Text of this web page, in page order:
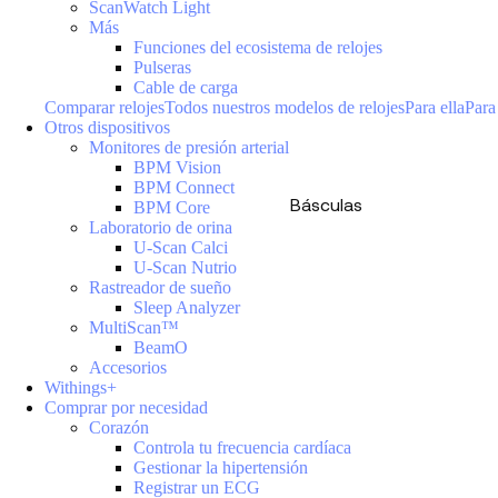
Básculas
ScanWatch Light
Más
Funciones del ecosistema de relojes
Pulseras
Cable de carga
Comparar relojesTodos nuestros modelos de relojesPara ella
Otros dispositivos
Monitores de presión arterial
BPM Vision
BPM Connect
BPM Core
Laboratorio de orina
U-Scan Calci
U-Scan Nutrio
Rastreador de sueño
Sleep Analyzer
MultiScan™
BeamO
Accesorios
Withings+
Comprar por necesidad
Corazón
Controla tu frecuencia cardíaca
Gestionar la hipertensión
Registrar un ECG